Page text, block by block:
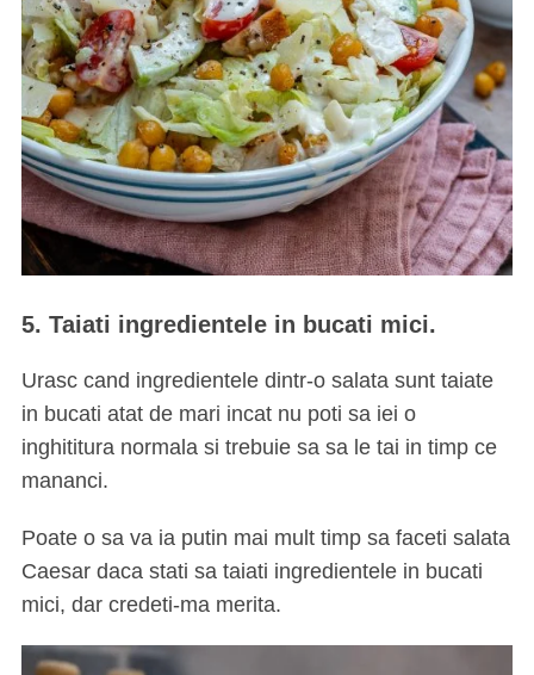
5. Taiati ingredientele in bucati mici.
Urasc cand ingredientele dintr-o salata sunt taiate
in bucati atat de mari incat nu poti sa iei o
inghititura normala si trebuie sa sa le tai in timp ce
mananci.
Poate o sa va ia putin mai mult timp sa faceti salata
Caesar daca stati sa taiati ingredientele in bucati
mici, dar credeti-ma merita.